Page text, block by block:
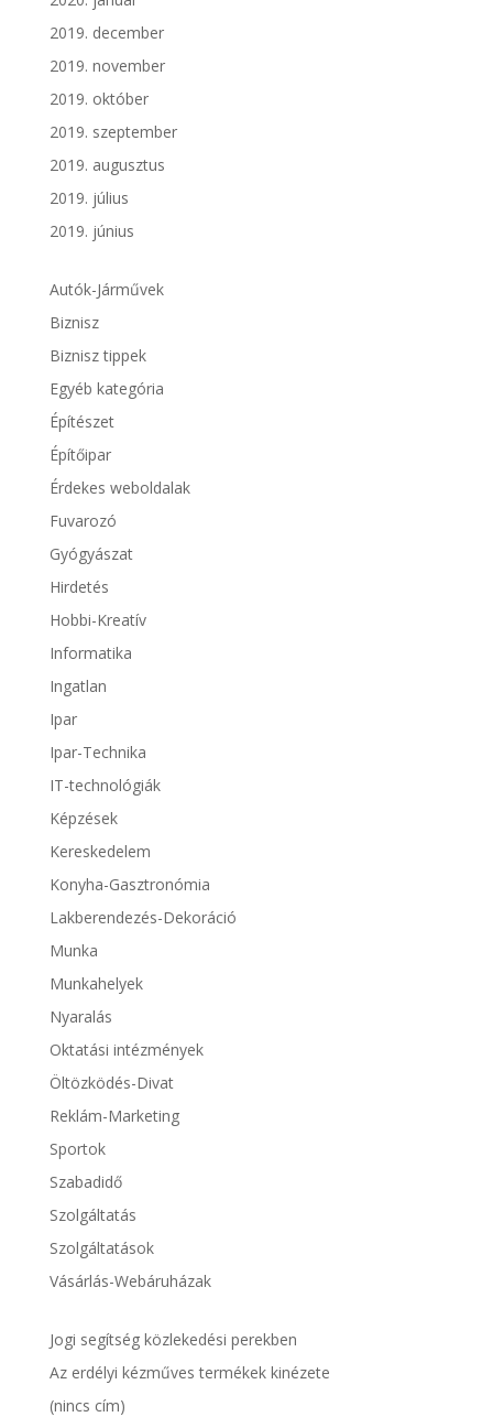
2019. december
2019. november
2019. október
2019. szeptember
2019. augusztus
2019. július
2019. június
Autók-Járművek
Biznisz
Biznisz tippek
Egyéb kategória
Építészet
Építőipar
Érdekes weboldalak
Fuvarozó
Gyógyászat
Hirdetés
Hobbi-Kreatív
Informatika
Ingatlan
Ipar
Ipar-Technika
IT-technológiák
Képzések
Kereskedelem
Konyha-Gasztronómia
Lakberendezés-Dekoráció
Munka
Munkahelyek
Nyaralás
Oktatási intézmények
Öltözködés-Divat
Reklám-Marketing
Sportok
Szabadidő
Szolgáltatás
Szolgáltatások
Vásárlás-Webáruházak
Jogi segítség közlekedési perekben
Az erdélyi kézműves termékek kinézete
(nincs cím)